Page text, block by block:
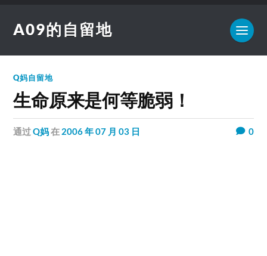
A09的自留地
Q妈自留地
生命原来是何等脆弱！
通过Q妈在 2006 年 07 月 03 日 0